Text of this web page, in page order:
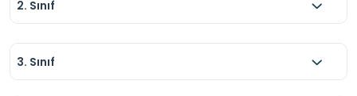
2. Sınıf
3. Sınıf